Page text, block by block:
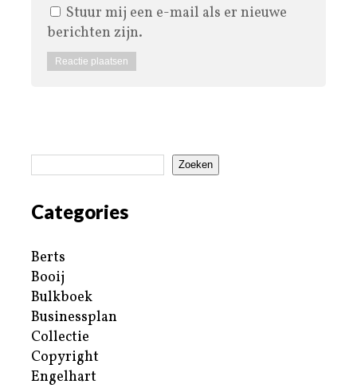
Stuur mij een e-mail als er nieuwe
berichten zijn.
Zoeken
Categories
Berts
Booij
Bulkboek
Businessplan
Collectie
Copyright
Engelhart